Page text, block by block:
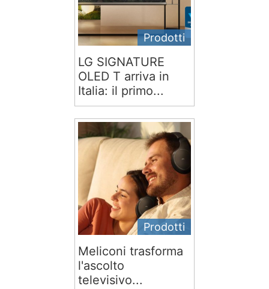
Prodotti
LG SIGNATURE
OLED T arriva in
Italia: il primo...
Prodotti
Meliconi trasforma
l'ascolto
televisivo...